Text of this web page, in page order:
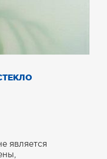
является